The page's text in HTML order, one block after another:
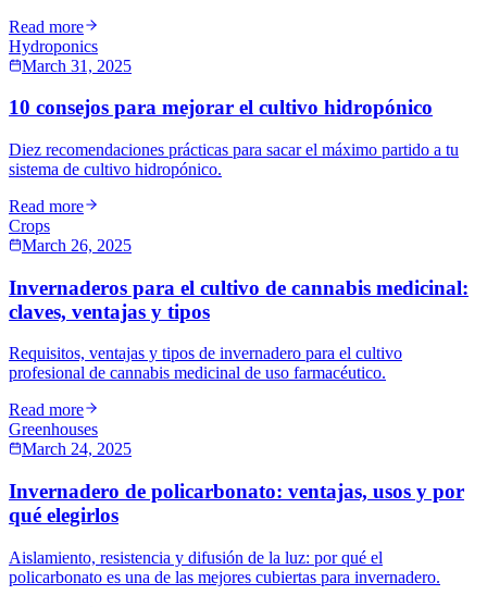
Read more
Hydroponics
March 31, 2025
10 consejos para mejorar el cultivo hidropónico
Diez recomendaciones prácticas para sacar el máximo partido a tu
sistema de cultivo hidropónico.
Read more
Crops
March 26, 2025
Invernaderos para el cultivo de cannabis medicinal:
claves, ventajas y tipos
Requisitos, ventajas y tipos de invernadero para el cultivo
profesional de cannabis medicinal de uso farmacéutico.
Read more
Greenhouses
March 24, 2025
Invernadero de policarbonato: ventajas, usos y por
qué elegirlos
Aislamiento, resistencia y difusión de la luz: por qué el
policarbonato es una de las mejores cubiertas para invernadero.